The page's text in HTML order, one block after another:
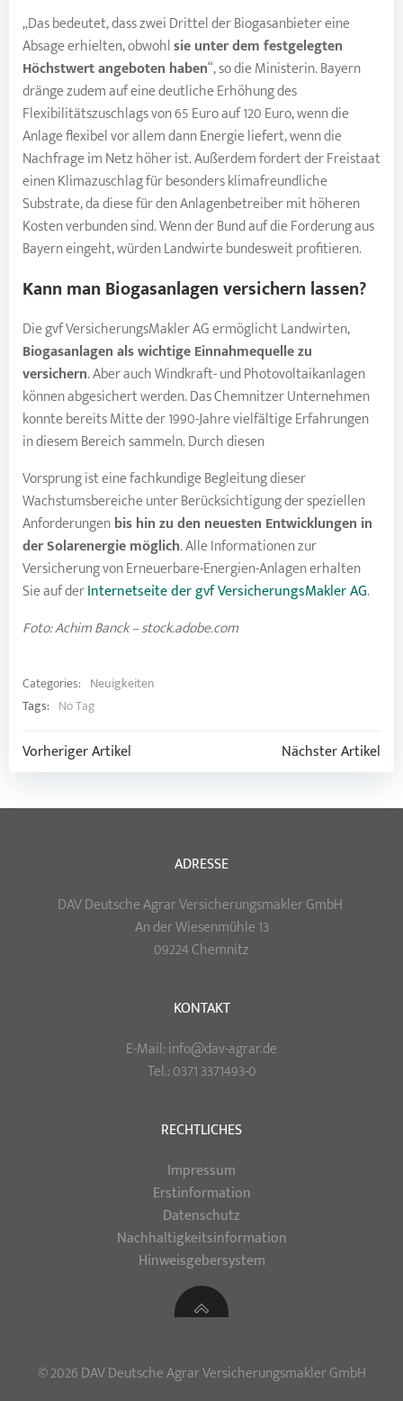
„Das bedeutet, dass zwei Drittel der Biogasanbieter eine
Absage erhielten, obwohlsie unter dem festgelegten
Höchstwert angeboten haben“, so die Ministerin. Bayern
dränge zudem auf eine deutliche Erhöhung des
Flexibilitätszuschlags von 65 Euro auf 120 Euro, wenn die
Anlage flexibel vor allem dann Energie liefert, wenn die
Nachfrage im Netz höher ist. Außerdem fordert der Freistaat
einen Klimazuschlag für besonders klimafreundliche
Substrate, da diese für den Anlagenbetreiber mit höheren
Kosten verbunden sind. Wenn der Bund auf die Forderung aus
Bayern eingeht, würden Landwirte bundesweit profitieren.
Kann man Biogasanlagen versichern lassen?
Die gvf VersicherungsMakler AG ermöglicht Landwirten,
Biogasanlagen als wichtige Einnahmequelle zu
versichern. Aber auch Windkraft- und Photovoltaikanlagen
können abgesichert werden. Das Chemnitzer Unternehmen
konnte bereits Mitte der 1990-Jahre vielfältige Erfahrungen
in diesem Bereich sammeln. Durch diesen
Vorsprung ist eine fachkundige Begleitung dieser
Wachstumsbereiche unter Berücksichtigung der speziellen
Anforderungenbis hin zu den neuesten Entwicklungen in
der Solarenergie möglich. Alle Informationen zur
Versicherung von Erneuerbare-Energien-Anlagen erhalten
Sie auf derInternetseite der gvf VersicherungsMakler AG.
Foto: Achim Banck – stock.adobe.com
Categories: Neuigkeiten
Tags: No Tag
Post
navigation
Vorheriger Artikel Post
navigation
Nächster Artikel
ADRESSE
DAV Deutsche Agrar Versicherungsmakler GmbH
An der Wiesenmühle 13
09224 Chemnitz
KONTAKT
E-Mail: info@dav-agrar.de
Tel.: 0371 3371493-0
RECHTLICHES
Impressum
Erstinformation
Datenschutz
Nachhaltigkeitsinformation
Hinweisgebersystem
© 2026 DAV Deutsche Agrar Versicherungsmakler GmbH